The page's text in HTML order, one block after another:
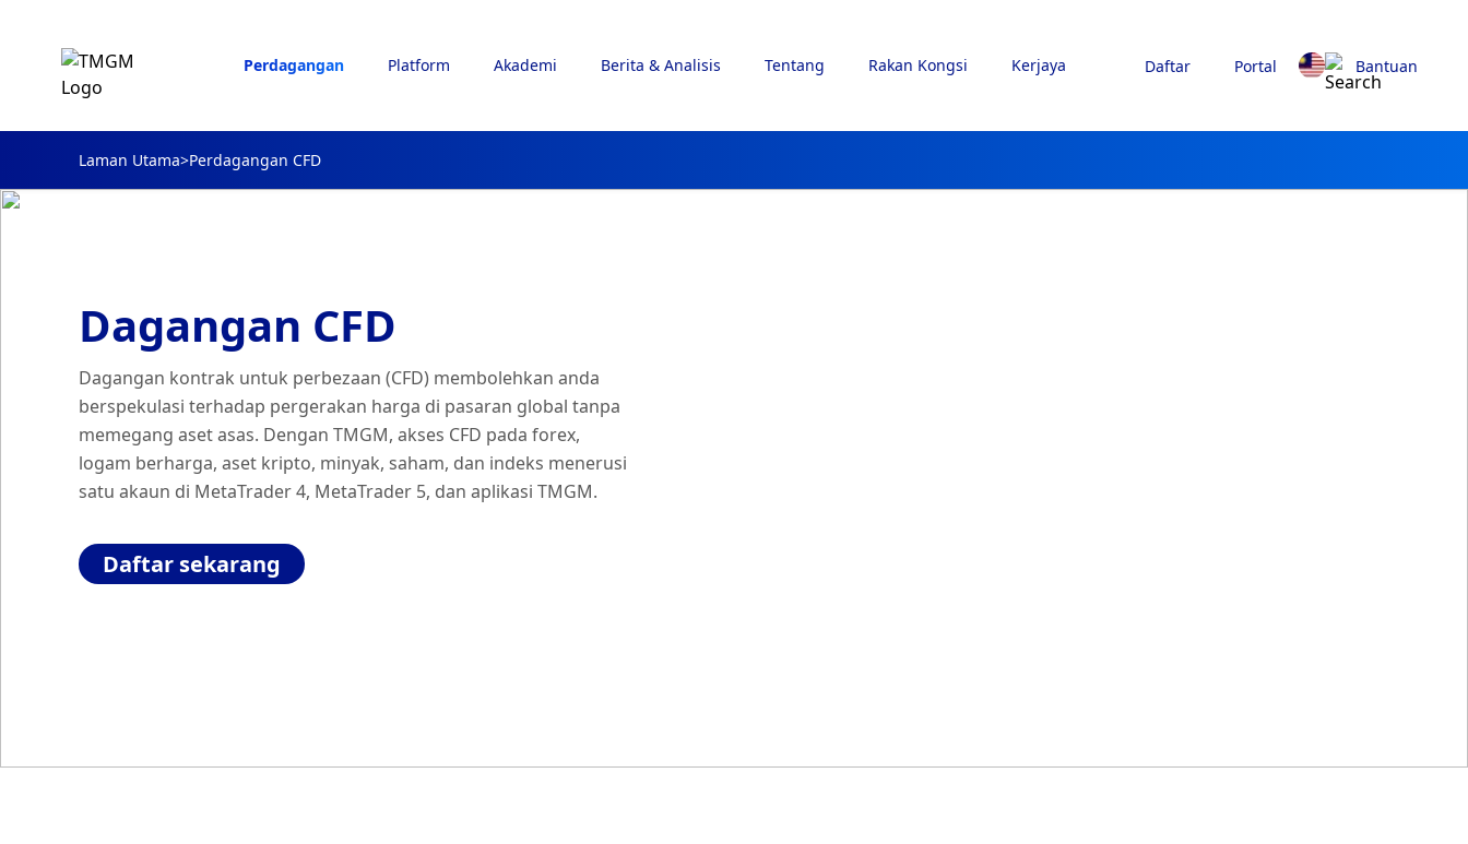
Perdagangan Platform Akademi Berita & Analisis Tentang Rakan Kongsi Kerjaya Daftar Portal Bantuan
Laman Utama>Perdagangan CFD
Dagangan CFD
Dagangan kontrak untuk perbezaan (CFD) membolehkan anda
berspekulasi terhadap pergerakan harga di pasaran global tanpa
memegang aset asas. Dengan TMGM, akses CFD pada forex,
logam berharga, aset kripto, minyak, saham, dan indeks menerusi
satu akaun di MetaTrader 4, MetaTrader 5, dan aplikasi TMGM.
Daftar sekarang